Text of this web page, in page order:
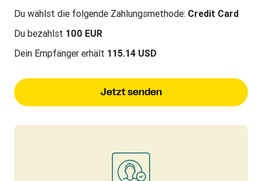
Du wählst die folgende Zahlungsmethode: Credit Card
Du bezahlst 100 EUR
Dein Empfänger erhält 115.14 USD
Jetzt senden